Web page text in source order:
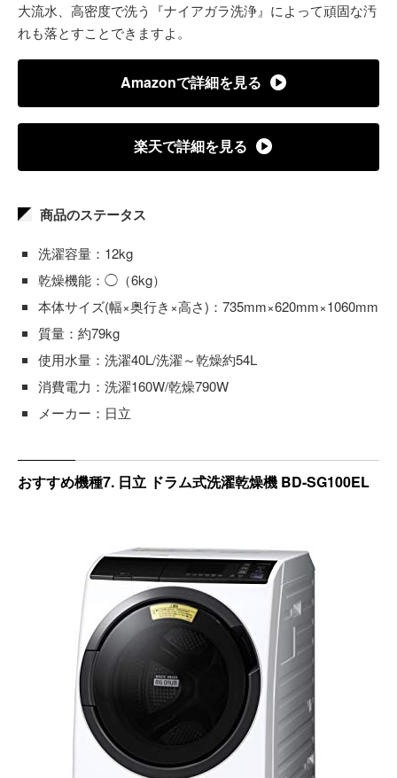
大流水、高密度で洗う『ナイアガラ洗浄』によって頑固な汚
れも落とすことできますよ。
Amazonで詳細を見る
楽天で詳細を見る
商品のステータス
洗濯容量：12kg
乾燥機能：◯（6kg）
本体サイズ(幅×奥行き×高さ)：735mm×620mm×1060mm
質量：約79kg
使用水量：洗濯40L/洗濯～乾燥約54L
消費電力：洗濯160W/乾燥790W
メーカー：日立
おすすめ機種7. 日立 ドラム式洗濯乾燥機 BD-SG100EL